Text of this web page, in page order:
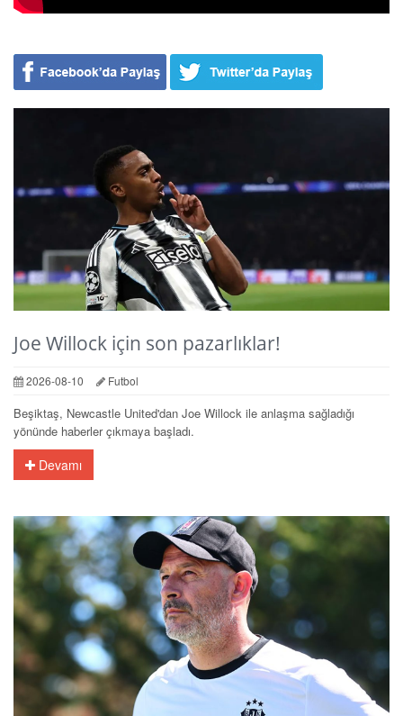
Joe Willock için son pazarlıklar!
2026-08-10 Futbol
Beşiktaş, Newcastle United'dan Joe Willock ile anlaşma sağladığı
yönünde haberler çıkmaya başladı.
Devamı